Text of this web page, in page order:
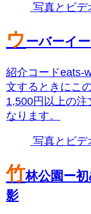
写真とビデ
ウ ーバーイ
紹介コードeats-
文するときにこ
1,500円以上の
なります。
写真とビデ
竹林公園ー
影